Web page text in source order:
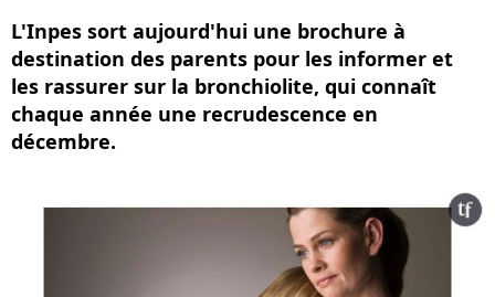
L'Inpes sort aujourd'hui une brochure à
destination des parents pour les informer et
les rassurer sur la bronchiolite, qui connaît
chaque année une recrudescence en
décembre.